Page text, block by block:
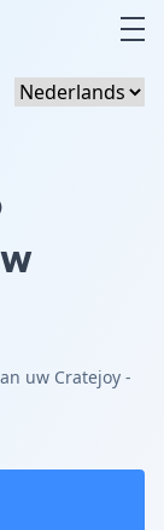
uw Cratejoy -